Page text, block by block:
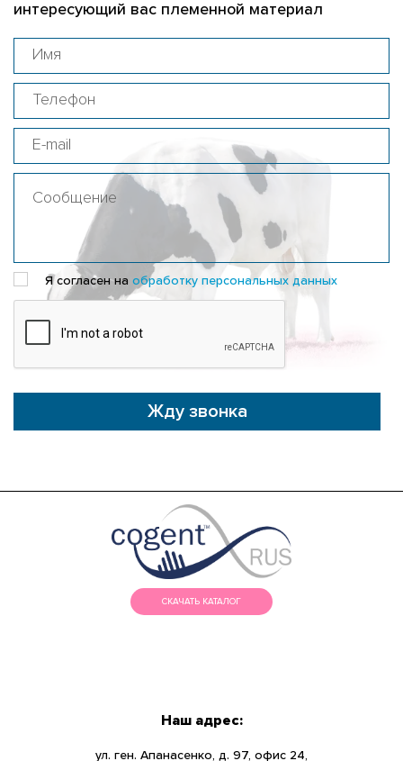
интересующий вас племенной материал
Я согласен на обработку персональных данных
Жду звонка
СКАЧАТЬ КАТАЛОГ
Наш адрес:
ул. ген. Апанасенко, д. 97, офис 24,